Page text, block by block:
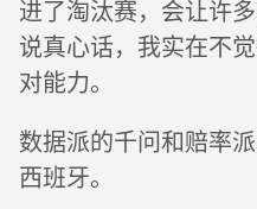
进了淘汰赛，会让许
说真心话，我实在不
对能力。
数据派的千问和赔率
西班牙。